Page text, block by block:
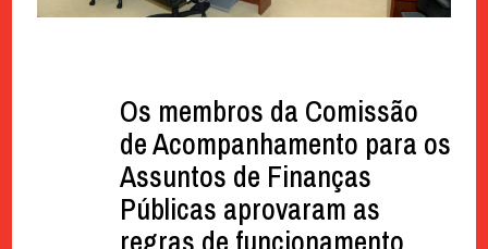
Os membros da Comissão
de Acompanhamento para os
Assuntos de Finanças
Públicas aprovaram as